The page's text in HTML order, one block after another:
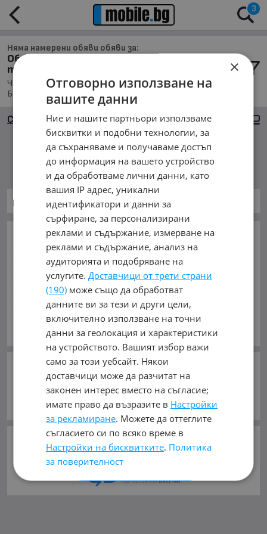
3
Няма намерени обяви обяви за:
Обяви за Части за Селскостопанска
техника в гр. Белоградчик
Части, Намира се в обл. Видин, Населено място гр.
Белоградчик, Подредени по: Най-новите обяви
Сортиране Големи снимки
Няма намерени обяви
Части за Селскостопански
Виж Още
ОСНОВНИ КАТЕГОРИИ В MOBILE.BG:
Карта на сайта
Автомобили и Джипове
Камиони Мотоциклети Селскостопански
Индустриални
Кари Каравани Яхти и Лодки
Ремаркета Велосипеди ЧастиАксесоари
Гуми и джанти
Купува Услуги
ЧАСТИ ЗА:
Автомобили и Джипове
Бусове
Камиони
Мотоциклети
Селскостопански
Индустриални
Яхти и Лодки
Велосипеди
ВИДОВЕ: Ауспуси, Гърнета (1) Горивна система
Двигател (7) Електрическа система
Климатична система (1) Консумативи (7)
Охладителна система (2)
Спирачна система
СЛЕДВАЙТЕ НИ В:
mobile.bgползва и препоръчва
хостинг услугите на
×
Отговорно използване на
вашите данни
Ние и нашите партньори използваме
бисквитки и подобни технологии, за
да съхраняваме и получаваме достъп
до информация на вашето устройство
и да обработваме лични данни, като
вашия IP адрес, уникални
идентификатори и данни за
сърфиране, за персонализирани
реклами и съдържание, измерване на
реклами и съдържание, анализ на
аудиторията и подобряване на
услугите.Доставчици от трети страни
(190) може също да обработват
данните ви за тези и други цели,
включително използване на точни
данни за геолокация и характеристики
на устройството. Вашият избор важи
само за този уебсайт. Някои
доставчици може да разчитат на
законен интерес вместо на съгласие;
имате право да възразите в Настройки
за рекламиране. Можете да оттеглите
съгласието си по всяко време в
Настройки на бисквитките. Политика
за поверителност